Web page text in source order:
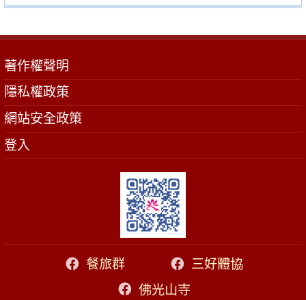
著作權聲明
隱私權政策
網站安全政策
登入
餐旅群
三好體協
佛光山寺